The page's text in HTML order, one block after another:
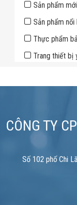
Sản phẩm mới
Sản phẩm nổi
Thực phẩm
Trang thiết bị
CÔNG TY
Số 102 phố Chi